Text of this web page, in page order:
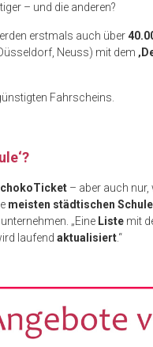
– und die anderen?
erstmals auch über
Neuss) mit dem
Fahrscheins.
– aber auch nur,
meisten städtischen
„Eine Liste mit
laufend aktualisiert.“